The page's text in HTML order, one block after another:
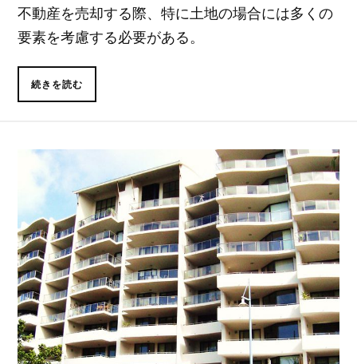
不動産を売却する際、特に土地の場合には多くの
要素を考慮する必要がある。
続きを読む